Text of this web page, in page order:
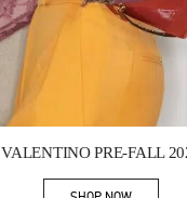
VALENTINO PRE-FALL